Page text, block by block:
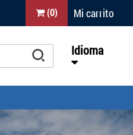
(0) Mi carrito
Idioma